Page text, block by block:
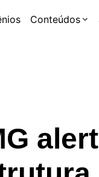
Conteúdos